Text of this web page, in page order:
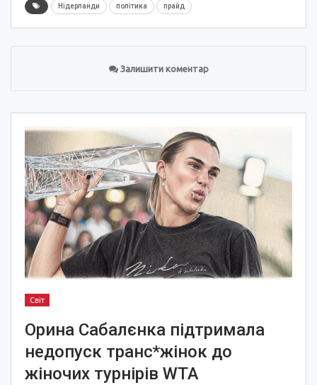
Нідерланди політика прайд
Залишити коментар
Світ
Орина Сабалєнка підтримала
недопуск транс*жінок до
жіночих турнірів WTA